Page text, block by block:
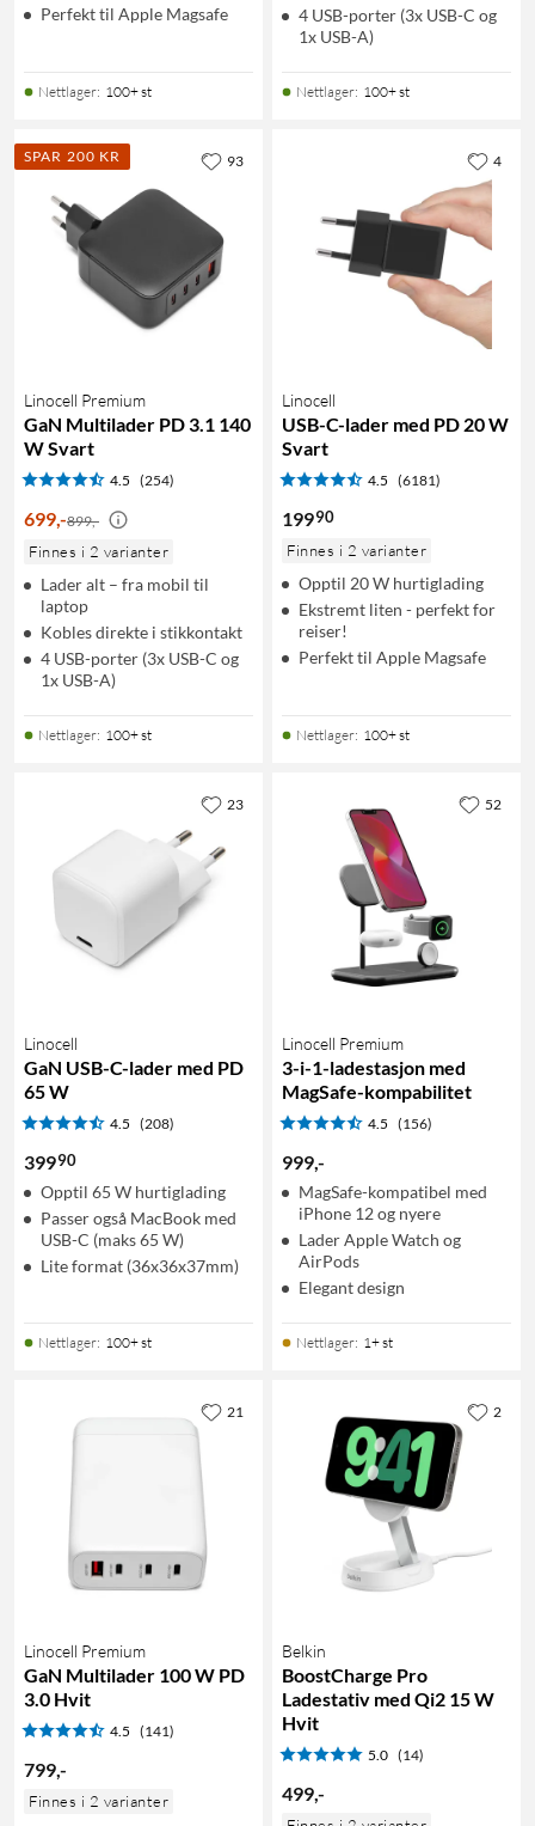
Perfekt til Apple Magsafe
Nettlager: 100+ st
4 USB-porter (3x USB-C og
1x USB-A)
Nettlager: 100+ st
SPAR 200 KR
Linocell Premium
GaN Multilader PD 3.1 140
W Svart
4.5 (254)
699,-899,-
Finnes i 2 varianter
Lader alt – fra mobil til
laptop
Kobles direkte i stikkontakt
4 USB-porter (3x USB-C og
1x USB-A)
Nettlager: 100+ st
93
Linocell
USB-C-lader med PD 20 W
Svart
4.5 (6181)
19990
Finnes i 2 varianter
Opptil 20 W hurtiglading
Ekstremt liten - perfekt for
reiser!
Perfekt til Apple Magsafe
Nettlager: 100+ st
4
Linocell
GaN USB-C-lader med PD
65 W
4.5 (208)
39990
Opptil 65 W hurtiglading
Passer også MacBook med
USB-C (maks 65 W)
Lite format (36x36x37mm)
Nettlager: 100+ st
23
Linocell Premium
3-i-1-ladestasjon med
MagSafe-kompabilitet
4.5 (156)
999,-
MagSafe-kompatibel med
iPhone 12 og nyere
Lader Apple Watch og
AirPods
Elegant design
Nettlager: 1+ st
52
Linocell Premium
GaN Multilader 100 W PD
3.0 Hvit
4.5 (141)
799,-
Finnes i 2 varianter
21
Belkin
BoostCharge Pro
Ladestativ med Qi2 15 W
Hvit
5.0 (14)
499,-
2